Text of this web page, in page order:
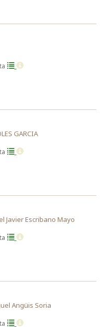
GARCIA
Javier Escribano Mayo
Angüis Soria